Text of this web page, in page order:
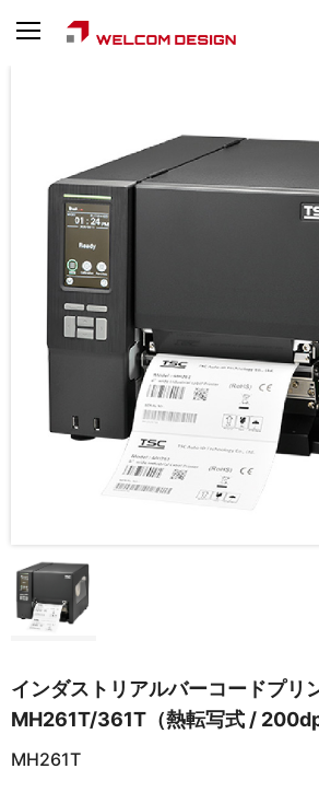
インダストリアルバーコードプリ
MH261T/361T（熱転写式 /
MH261T